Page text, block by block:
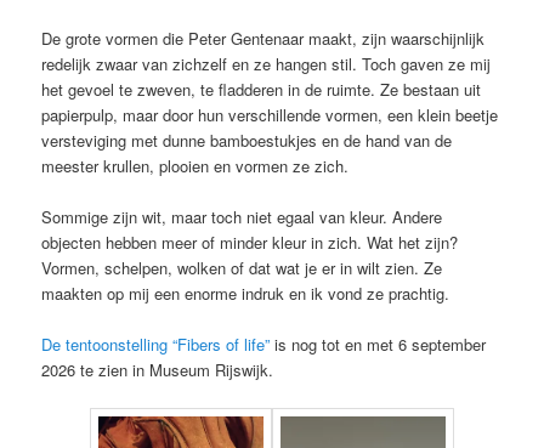
De grote vormen die Peter Gentenaar maakt, zijn waarschijnlijk
redelijk zwaar van zichzelf en ze hangen stil. Toch gaven ze mij
het gevoel te zweven, te fladderen in de ruimte. Ze bestaan uit
papierpulp, maar door hun verschillende vormen, een klein beetje
versteviging met dunne bamboestukjes en de hand van de
meester krullen, plooien en vormen ze zich.
Sommige zijn wit, maar toch niet egaal van kleur. Andere
objecten hebben meer of minder kleur in zich. Wat het zijn?
Vormen, schelpen, wolken of dat wat je er in wilt zien. Ze
maakten op mij een enorme indruk en ik vond ze prachtig.
De tentoonstelling “Fibers of life”is nog tot en met 6 september
2026 te zien in Museum Rijswijk.